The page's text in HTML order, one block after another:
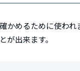
めるために使わ
出来ます。